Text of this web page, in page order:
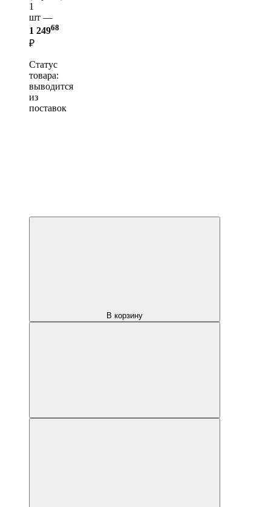
1
шт —
1 24968
₽
Статус
товара:
выводится
из
поставок
В корзину